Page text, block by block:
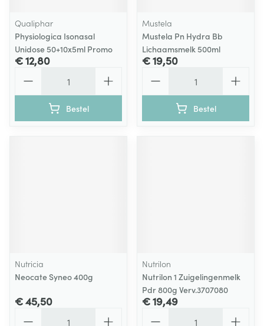
Qualiphar
Physiologica Isonasal
Unidose 50+10x5ml Promo
€ 12,80
Bestel
Mustela
Mustela Pn Hydra Bb
Lichaamsmelk 500ml
€ 19,50
Bestel
Nutricia
Neocate Syneo 400g
€ 45,50
Nutrilon
Nutrilon 1 Zuigelingenmelk
Pdr 800g Verv.3707080
€ 19,49